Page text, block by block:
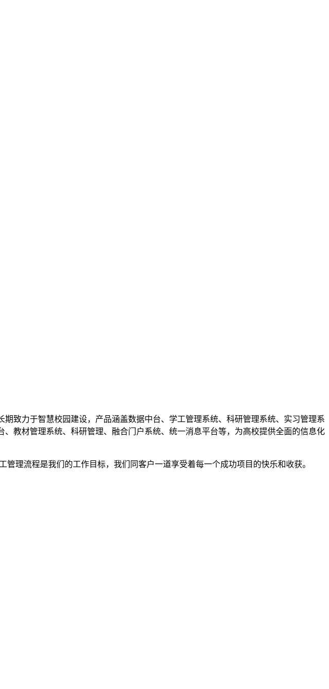
力于智慧校园建设，产品涵盖数据中台、学工管理系统、科研管理系统、实习管理系
教材管理系统、科研管理、融合门户系统、统一消息平台等，为高校提供全面的信息化
流程是我们的工作目标，我们同客户一道享受着每一个成功项目的快乐和收获。